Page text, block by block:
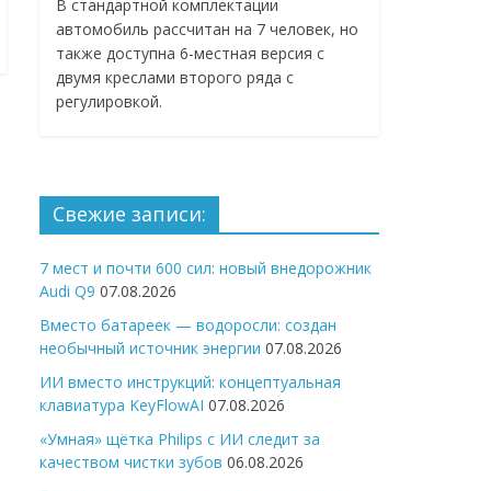
В стандартной комплектации
автомобиль рассчитан на 7 человек, но
также доступна 6-местная версия с
двумя креслами второго ряда с
регулировкой.
Свежие записи:
7 мест и почти 600 сил: новый внедорожник
Audi Q9 07.08.2026
Вместо батареек — водоросли: создан
необычный источник энергии 07.08.2026
ИИ вместо инструкций: концептуальная
клавиатура KeyFlowAI 07.08.2026
«Умная» щётка Philips с ИИ следит за
качеством чистки зубов 06.08.2026